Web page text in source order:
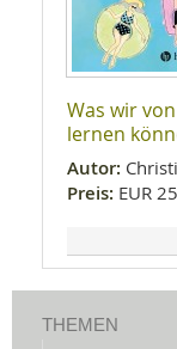
Was wir
lernen
Autor:
Preis: EUR
THEMEN